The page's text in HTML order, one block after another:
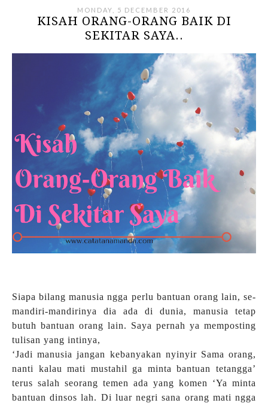
MONDAY, 5 DECEMBER 2016
KISAH ORANG-ORANG BAIK DI
SEKITAR SAYA..
Siapa bilang manusia ngga perlu bantuan orang lain, se-
mandiri-mandirinya dia ada di dunia, manusia tetap
butuh bantuan orang lain. Saya pernah ya memposting
tulisan yang intinya,
‘Jadi manusia jangan kebanyakan nyinyir Sama orang,
nanti kalau mati mustahil ga minta bantuan tetangga’
terus salah seorang temen ada yang komen ‘Ya minta
bantuan dinsos lah. Di luar negri sana orang mati ngga